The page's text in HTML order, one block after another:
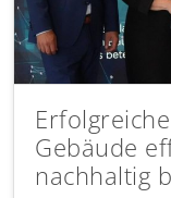
Gebäude
nachhaltig